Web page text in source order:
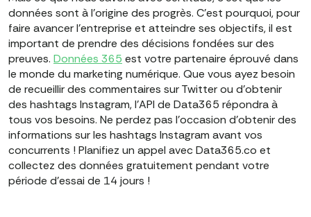
données sont à l'origine des progrès. C'est pourquoi, pour
faire avancer l'entreprise et atteindre ses objectifs, il est
important de prendre des décisions fondées sur des
preuves. Données 365 est votre partenaire éprouvé dans
le monde du marketing numérique. Que vous ayez besoin
de recueillir des commentaires sur Twitter ou d'obtenir
des hashtags Instagram, l'API de Data365 répondra à
tous vos besoins. Ne perdez pas l'occasion d'obtenir des
informations sur les hashtags Instagram avant vos
concurrents ! Planifiez un appel avec Data365.co et
collectez des données gratuitement pendant votre
période d'essai de 14 jours !